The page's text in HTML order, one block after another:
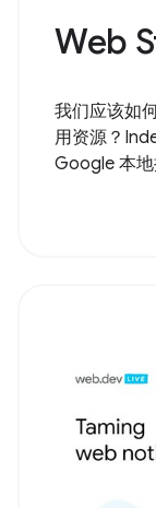
Web
我们应该如
用资源？
Google 本地